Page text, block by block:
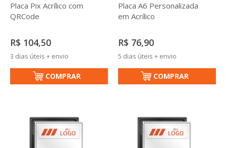
Placa Pix Acrílico com
QRCode
R$ 104,50
3 dias úteis + envio
COMPRAR
Placa A6 Personalizada
em Acrílico
R$ 76,90
5 dias úteis + envio
COMPRAR